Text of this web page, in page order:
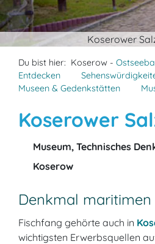
Koserower
Du bist hier: Koserow -
Entdecken
Museen & Gedenkstätten
Koserower
Museum, Technisches
Koserow
Denkmal maritimen
Fischfang gehörte auch in
wichtigsten Erwerbsquellen